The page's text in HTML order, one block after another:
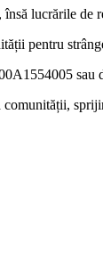
lucrările de
pentru
sau